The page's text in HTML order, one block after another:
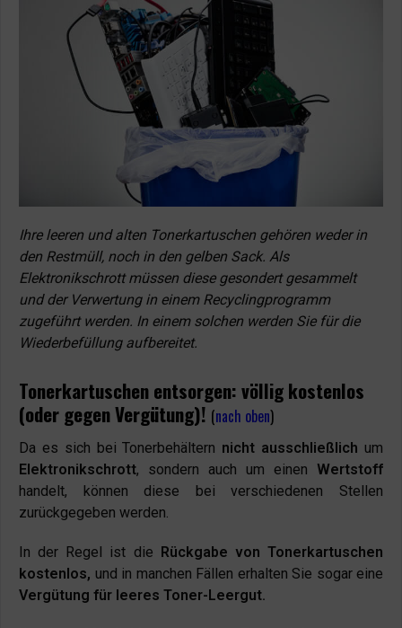
Ihre leeren und alten Tonerkartuschen gehören weder in
den Restmüll, noch in den gelben Sack. Als
Elektronikschrott müssen diese gesondert gesammelt
und der Verwertung in einem Recyclingprogramm
zugeführt werden. In einem solchen werden Sie für die
Wiederbefüllung aufbereitet.
Tonerkartuschen entsorgen: völlig kostenlos
(oder gegen Vergütung)! (nach oben)
Da es sich bei Tonerbehältern nicht ausschließlich um
Elektronikschrott, sondern auch um einen Wertstoff
handelt, können diese bei verschiedenen Stellen
zurückgegeben werden.
In der Regel ist die Rückgabe von Tonerkartuschen
kostenlos, und in manchen Fällen erhalten Sie sogar eine
Vergütung für leeres Toner-Leergut.